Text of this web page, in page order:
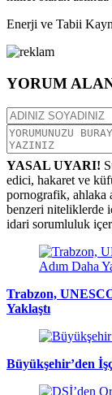
Enerji ve Tabii
YORUM
YASAL UYARI!
edici, hakaret ve
pornografik, ahlaka
benzeri niteliklerde
idari sorumluluk
Trabzon,
Yaklaştı
Büyükşehir’den